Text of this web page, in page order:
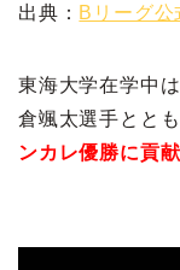
出典： Bリーグ公
東海大学在学中
倉颯太選手とと
ンカレ優勝に貢